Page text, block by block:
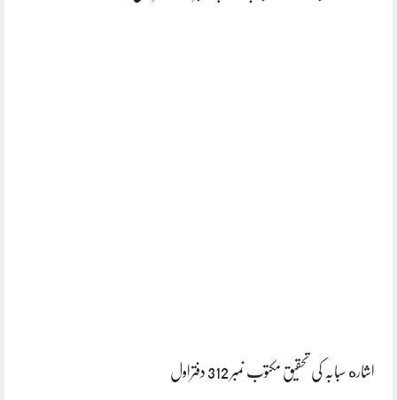
اشاره سبابہ کی تحقیق مکتوب نمبر 312 دفتراول